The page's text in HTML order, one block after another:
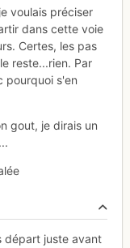
voulais préciser
dans cette voie
Certes, les pas
reste...rien. Par
pourquoi s'en
gout, je dirais un
départ juste avant